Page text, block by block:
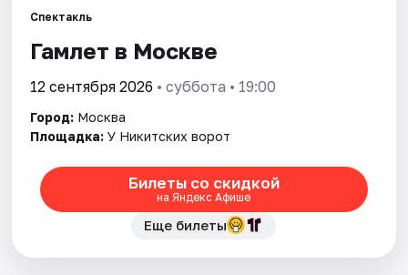
Площадки
Артисты
Спектакль
Гамлет в Москве
12 сентября 2026 • суббота • 19:00
Город: Москва
Площадка: У Никитских ворот
Билеты со скидкой
на Яндекс Афише
Еще билеты